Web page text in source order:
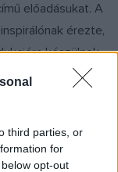
third parties, or
for
opt-out
előadásukat. A
érezte,
készülnek.
Színházban.
volt... című